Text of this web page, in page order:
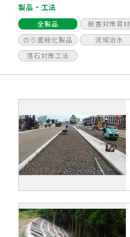
製品・工法
全製品 獣害対策資材
のり面緑化製品
流域治水
落石対策工法